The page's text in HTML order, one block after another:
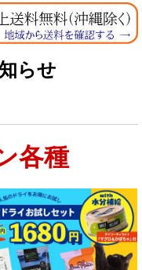
らせ
各種